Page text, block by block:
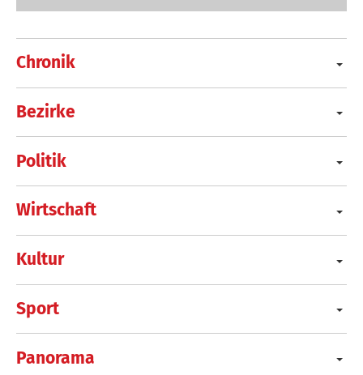
Chronik
Bezirke
Politik
Wirtschaft
Kultur
Sport
Panorama